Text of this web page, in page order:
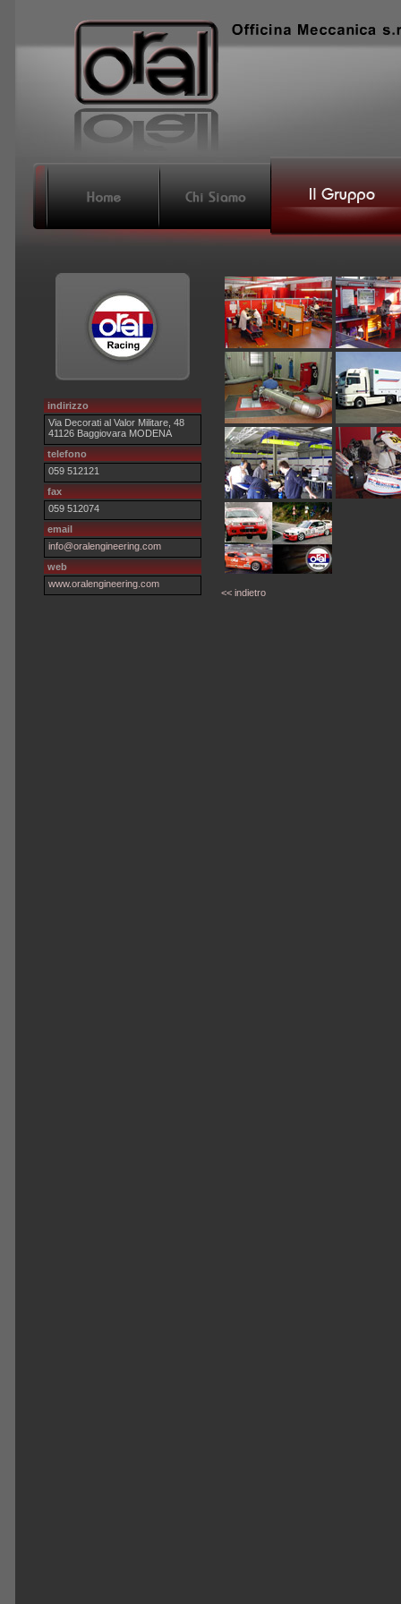
indirizzo
Via Decorati al Valor Militare, 48
41126 Baggiovara MODENA
telefono
059 512121
fax
059 512074
email
info@oralengineering.com
web
www.oralengineering.com
<< indietro